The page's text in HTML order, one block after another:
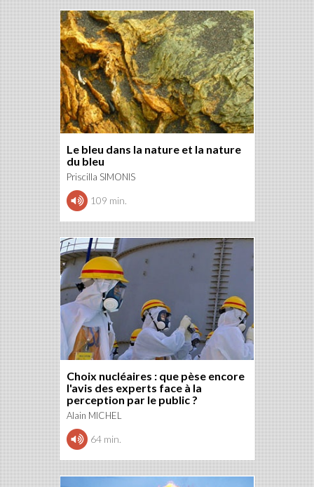
Le bleu dans la nature et la nature
du bleu
Priscilla SIMONIS
109 min.
Choix nucléaires : que pèse encore
l'avis des experts face à la
perception par le public ?
Alain MICHEL
64 min.